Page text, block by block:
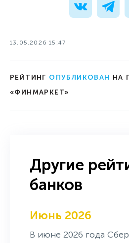
13.05.2026 15:47
РЕЙТИНГ ОПУБЛИКОВАН НА
«ФИНМАРКЕТ»
Другие
банков
Июнь 2026
В июне 2026 года